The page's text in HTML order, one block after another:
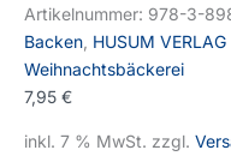
Artikelnummer: 978-3-
Backen HUSUM VERLAG
Weihnachtsbäckerei
7,95 €
inkl. 7 % MwSt. zzgl.